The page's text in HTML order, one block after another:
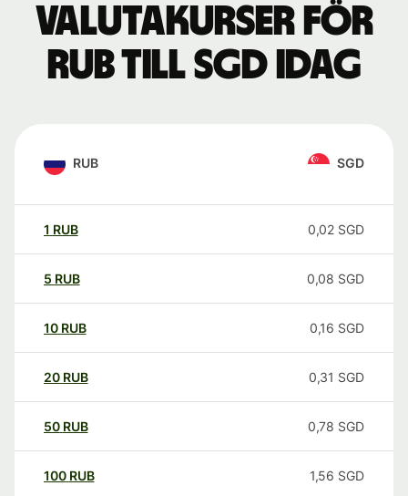
Valutakurser för
RUB till SGD idag
RUB SGD
1 RUB 0,02 SGD
5 RUB 0,08 SGD
10 RUB 0,16 SGD
20 RUB 0,31 SGD
50 RUB 0,78 SGD
100 RUB 1,56 SGD